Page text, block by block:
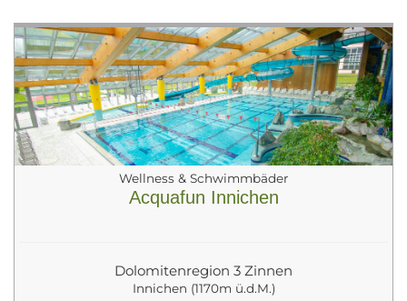
Wellness & Schwimmbäder
Acquafun Innichen
Dolomitenregion 3 Zinnen
Innichen (1170m ü.d.M.)